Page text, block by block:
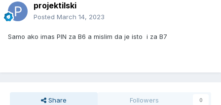
projektilski
Posted March 14, 2023
Samo ako imas PIN za B6 a mislim da je isto i za B7
Share Followers 0